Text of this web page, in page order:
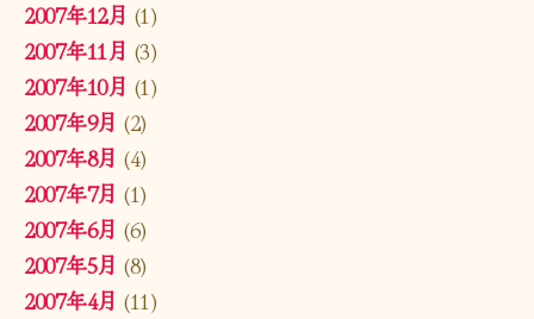
2007年12月 (1)
2007年11月 (3)
2007年10月 (1)
2007年9月 (2)
2007年8月 (4)
2007年7月 (1)
2007年6月 (6)
2007年5月 (8)
2007年4月 (11)